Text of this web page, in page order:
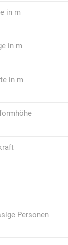
in m
in m
in m
Personen